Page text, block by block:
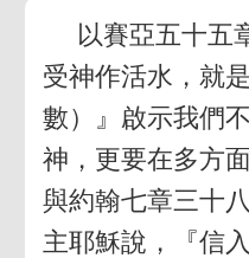
以賽亞五十五
受神作活水，就
數）』啟示我們
神，更要在多方
與約翰七章三十
主耶穌說，『信